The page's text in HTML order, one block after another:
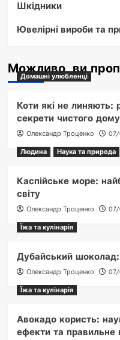
Шкідники
Ювелірні вироби та
Можливо, ви
Домашні улюбленці
Коти які не линяють:
секрети чистого дому
Олександр Троценко
Людина
Наука та природа
Каспійське море:
світу
Олександр Троценко
Їжа та кулінарія
Дубайський шоколад:
Олександр Троценко
Їжа та кулінарія
Авокадо користь:
ефекти та правильне